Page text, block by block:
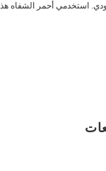
استخدمي أحمر